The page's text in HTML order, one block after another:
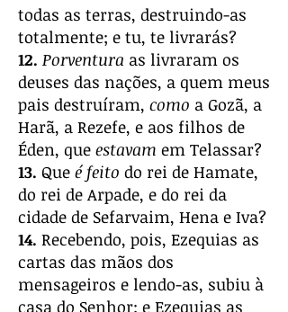
todas as terras, destruindo-as
totalmente; e tu, te livrarás?
12. Porventura as livraram os
deuses das nações, a quem meus
pais destruíram, como a Gozã, a
Harã, a Rezefe, e aos filhos de
Éden, que estavam em Telassar?
13. Que é feito do rei de Hamate,
do rei de Arpade, e do rei da
cidade de Sefarvaim, Hena e Iva?
14. Recebendo, pois, Ezequias as
cartas das mãos dos
mensageiros e lendo-as, subiu à
casa do Senhor; e Ezequias as